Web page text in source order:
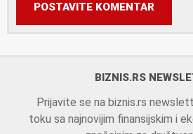
POSTAVITE KOMENTAR
BIZNIS.RS
Prijavite se na biznis.rs
toku sa najnovijim finansijskim i